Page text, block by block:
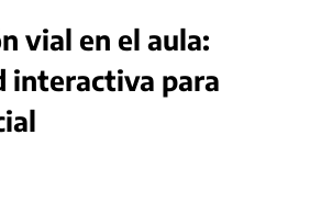
vial en el aula:
interactiva para